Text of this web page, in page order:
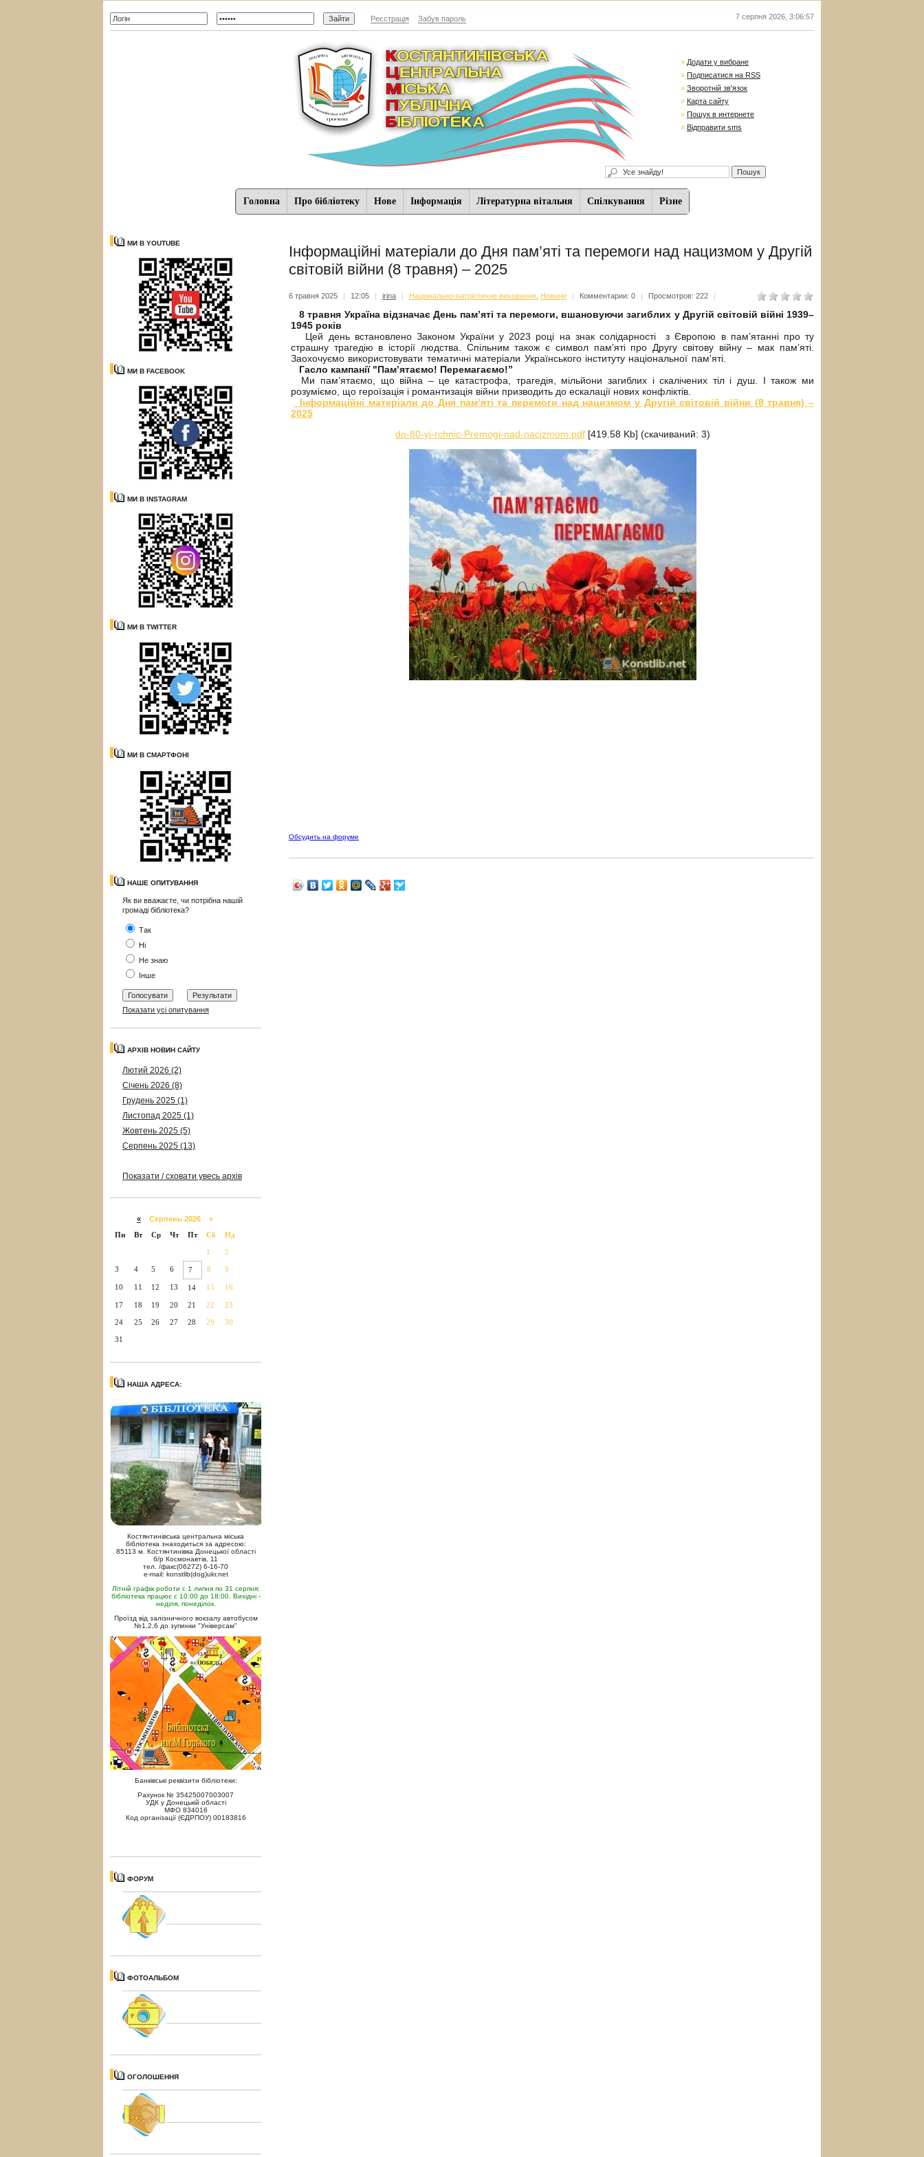
Реєстрація Забув пароль 7 серпня 2026 3:06:57
» Додати у вибране
» Подписатися на RSS
» Зворотній зв'язок
» Карта сайту
» Пошук в интернете
» Відправити sms
Головна Про бібліотеку Нове Iнформацiя Літературна вітальня Спiлкування Різне
МИ В YOUTUBE
МИ В FACEBOOK
МИ В INSTAGRAM
МИ В TWITTER
МИ В СМАРТФОНІ
НАШЕ ОПИТУВАННЯ
Як ви вважаєте, чи потрібна нашій
громаді бібліотека?
Так
Ні
Не знаю
Інше
Показати усі опитування
АРХІВ НОВИН САЙТУ
Лютий 2026 (2)
Січень 2026 (8)
Грудень 2025 (1)
Листопад 2025 (1)
Жовтень 2025 (5)
Серпень 2025 (13)
Показати / сховати увесь архів
« Серпень 2026 »
Пн
Вт Ср Чт Пт Сб Нд
1 2
3 4 5 6 7 8 9
10 11 12 13 14 15 16
17 18 19 20 21 22 23
24 25 26 27 28 29 30
31
НАША АДРЕСА:
Костянтинівська центральна міська
бібліотека знаходиться за адресою:
85113 м. Костянтинівка Донецької області
б/р Космонавтів, 11
тел. /факс(06272) 6-16-70
e-mail: konstlib(dog)ukr.net
Літній графік роботи с 1 липня по 31 серпня:
бібліотека працює с 10:00 до 18:00. Вихідні -
неділя, понеділок.
Проїзд від залізничного вокзалу автобусом
№1,2,6 до зупинки "Універсам"
Банківські реквізити бібліотеки:
Рахунок № 35425007003007
УДК у Донецькій області
МФО 834016
Код організації (ЄДРПОУ) 00183816
ФОРУМ
ФОТОАЛЬБОМ
ОГОЛОШЕННЯ
Інформаційні матеріали до Дня пам’яті та перемоги над нацизмом у Другій
світовій війни (8 травня) – 2025
6 травня 2025 | 12:05 | irina | Національно-патріотичне виховання Новини | Комментарии: 0 | Просмотров: 222 |
8 травня Україна відзначає День пам’яті та перемоги, вшановуючи загиблих у Другій світовій війні 1939–
1945 років
Цей день встановлено Законом України у 2023 році на знак солідарності з Європою в пам’ятанні про ту
страшну трагедію в історії людства. Спільним також є символ памʼяті про Другу світову війну – мак памʼяті.
Заохочуємо використовувати тематичні матеріали Українського інституту національної пам'яті.
Гасло кампанії "Пам’ятаємо! Перемагаємо!”
Ми пам’ятаємо, що війна – це катастрофа, трагедія, мільйони загиблих і скалічених тіл і душ. І також ми
розуміємо, що героїзація і романтизація війни призводить до ескалації нових конфліктів.
Інформаційні матеріали до Дня пам’яті та перемоги над нацизмом у Другій світовій війни (8 травня) –
2025
do-80-yi-rchnic-Premogi-nad-nacizmom.pdf[419.58 Kb] (cкачиваний: 3)
Обсудить на форуме